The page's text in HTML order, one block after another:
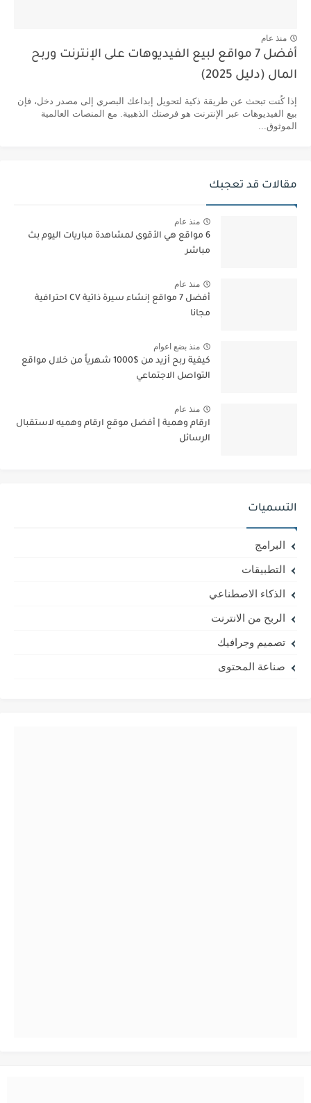
منذ عام
أفضل 7 مواقع لبيع الفيديوهات على الإنترنت وربح
المال (دليل 2025)
إذا كُنت تبحث عن طريقة ذكية لتحويل إبداعك البصري إلى مصدر دخل، فإن
بيع الفيديوهات عبر الإنترنت هو فرصتك الذهبية. مع المنصات العالمية
الموثوق...
مقالات قد تعجبك
منذ عام
6 مواقع هي الأقوى لمشاهدة مباريات اليوم بث
مباشر
منذ عام
أفضل 7 مواقع إنشاء سيرة ذاتية CV احترافية
مجانا
منذ بضع اعوام
كيفية ربح أزيد من $1000 شهرياً من خلال مواقع
التواصل الاجتماعي
منذ عام
ارقام وهمية | أفضل موقع ارقام وهميه لاستقبال
الرسائل
التسميات
البرامج
التطبيقات
الذكاء الاصطناعي
الربح من الانترنت
تصميم وجرافيك
صناعة المحتوى